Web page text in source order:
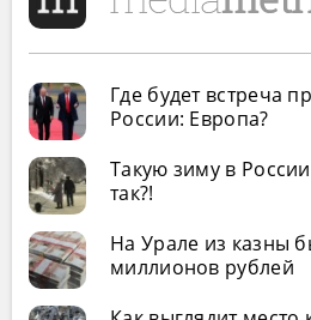
Где будет встреча
России: Европа?
Такую зиму в
так?!
На Урале из казны
миллионов рублей